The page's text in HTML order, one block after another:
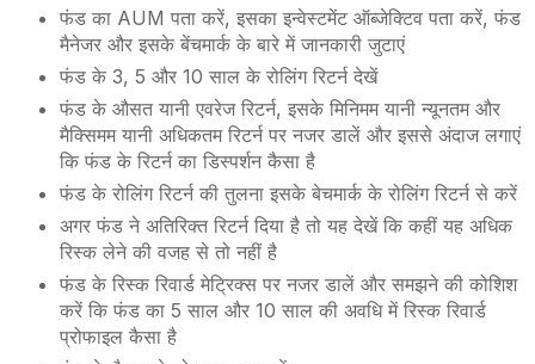
फंड का AUM पता करें, इसका इन्वेस्टमेंट ऑब्जेक्टिव पता करें, फंड
मैनेजर और इसके बेंचमार्क के बारे में जानकारी जुटाएं
फंड के 3, 5 और 10 साल के रोलिंग रिटर्न देखें
फंड के औसत यानी एवरेज रिटर्न, इसके मिनिमम यानी न्यूनतम और
मैक्सिमम यानी अधिकतम रिटर्न पर नजर डालें और इससे अंदाज लगाएं
कि फंड के रिटर्न का डिस्पर्शन कैसा है
फंड के रोलिंग रिटर्न की तुलना इसके बेचमार्क के रोलिंग रिटर्न से करें
अगर फंड ने अतिरिक्त रिटर्न दिया है तो यह देखें कि कहीं यह अधिक
रिस्क लेने की वजह से तो नहीं है
फंड के रिस्क रिवार्ड मेट्रिक्स पर नजर डालें और समझने की कोशिश
करें कि फंड का 5 साल और 10 साल की अवधि में रिस्क रिवार्ड
प्रोफाइल कैसा है